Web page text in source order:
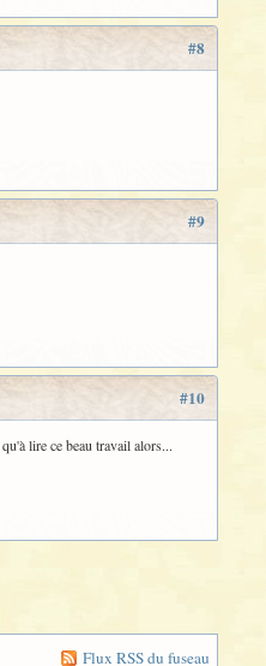
#8
#9
#10
lire ce beau travail alors...
Flux RSS du fuseau